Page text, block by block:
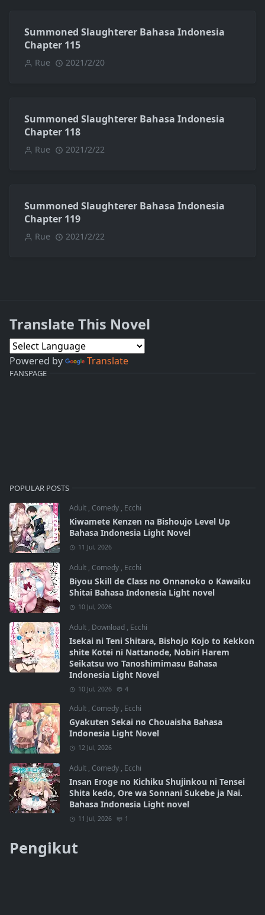
Summoned Slaughterer Bahasa Indonesia
Chapter 115
Rue 2021/2/20
Summoned Slaughterer Bahasa Indonesia
Chapter 118
Rue 2021/2/22
Summoned Slaughterer Bahasa Indonesia
Chapter 119
Rue 2021/2/22
Translate This Novel
Powered by Translate
FANSPAGE
POPULAR POSTS
Adult , Comedy , Ecchi
Kiwamete Kenzen na Bishoujo Level Up
Bahasa Indonesia Light Novel
11 Jul, 2026
Adult , Comedy , Ecchi
Biyou Skill de Class no Onnanoko o Kawaiku
Shitai Bahasa Indonesia Light novel
10 Jul, 2026
Adult , Download , Ecchi
Isekai ni Teni Shitara, Bishojo Kojo to Kekkon
shite Kotei ni Nattanode, Nobiri Harem
Seikatsu wo Tanoshimimasu Bahasa
Indonesia Light Novel
10 Jul, 2026 4
Adult , Comedy , Ecchi
Gyakuten Sekai no Chouaisha Bahasa
Indonesia Light Novel
12 Jul, 2026
Adult , Comedy , Ecchi
Insan Eroge no Kichiku Shujinkou ni Tensei
Shita kedo, Ore wa Sonnani Sukebe ja Nai.
Bahasa Indonesia Light novel
11 Jul, 2026 1
Pengikut